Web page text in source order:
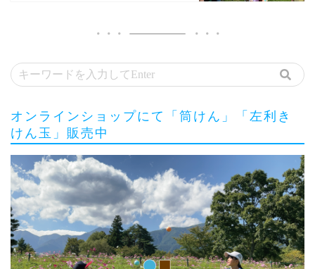
オンラインショップにて「筒けん」「左利き
けん玉」販売中